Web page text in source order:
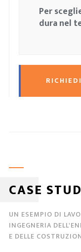
Per
dura nel
CASE
UN ESEMPIO DI
INGEGNERIA
E DELLE